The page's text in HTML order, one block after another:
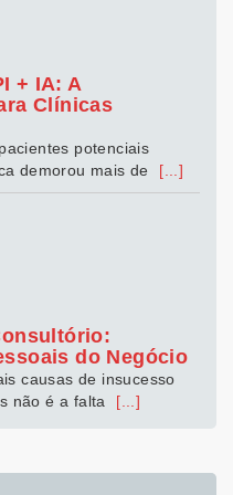
+ IA: A
Clínicas
potenciais
demorou mais de
[...]
do Negócio
não é a falta
[...]